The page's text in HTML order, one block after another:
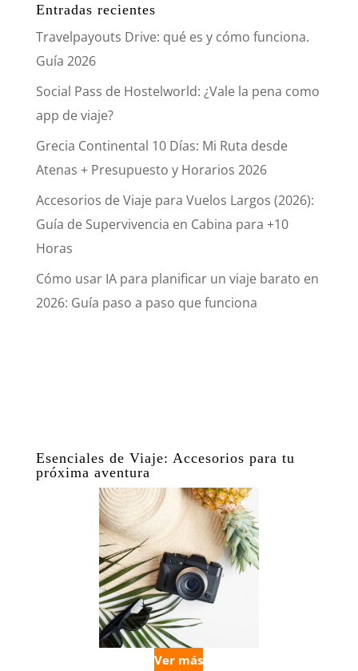
Entradas recientes
Travelpayouts Drive: qué es y cómo funciona.
Guía 2026
Social Pass de Hostelworld: ¿Vale la pena como
app de viaje?
Grecia Continental 10 Días: Mi Ruta desde
Atenas + Presupuesto y Horarios 2026
Accesorios de Viaje para Vuelos Largos (2026):
Guía de Supervivencia en Cabina para +10
Horas
Cómo usar IA para planificar un viaje barato en
2026: Guía paso a paso que funciona
Esenciales de Viaje: Accesorios para tu
próxima aventura
Ver más